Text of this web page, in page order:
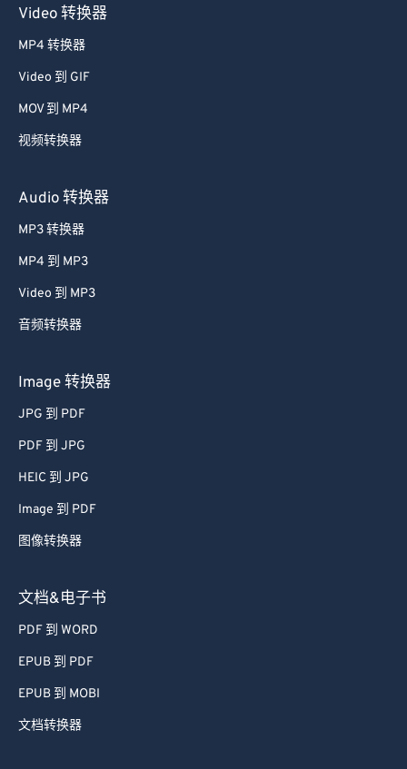
Video 转换器
MP4 转换器
Video 到 GIF
MOV 到 MP4
视频转换器
Audio 转换器
MP3 转换器
MP4 到 MP3
Video 到 MP3
音频转换器
Image 转换器
JPG 到 PDF
PDF 到 JPG
HEIC 到 JPG
Image 到 PDF
图像转换器
文档&电子书
PDF 到 WORD
EPUB 到 PDF
EPUB 到 MOBI
文档转换器